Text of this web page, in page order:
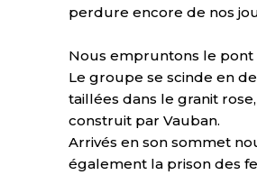
perdure encore de nos
Nous empruntons le pont
Le groupe se scinde en
taillées dans le granit
construit par Vauban.
Arrivés en son sommet
également la prison des